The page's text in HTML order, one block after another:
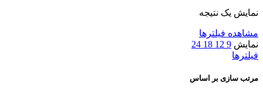
نمایش یک نتیجه
مشاهده فیلترها
نمایش 9
12
18
24
فیلترها
مرتب سازی بر اساس